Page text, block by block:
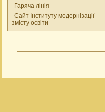
Гаряча лінія
Сайт Інституту модернізації
змісту освіти